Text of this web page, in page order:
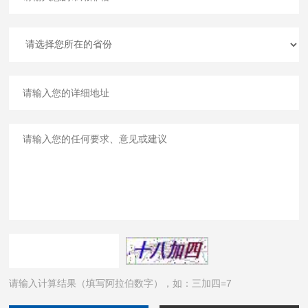
请输入计算结果（填写阿拉伯数字），如：三加四=7